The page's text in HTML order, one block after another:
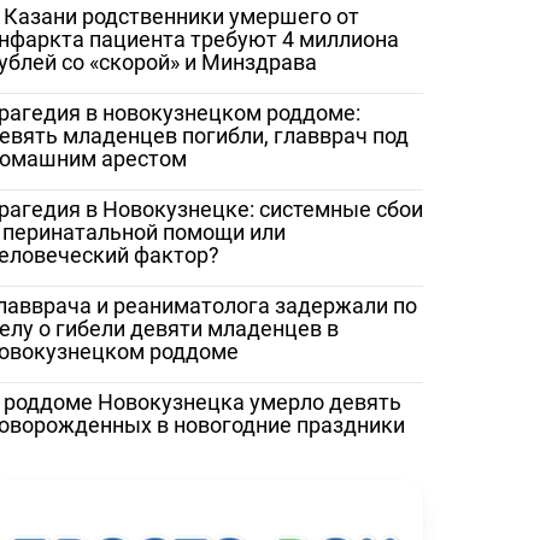
Казани родственники умершего от
пациента требуют 4 миллиона
со «скорой» и Минздрава
в новокузнецком роддоме:
младенцев погибли, главврач под
арестом
в Новокузнецке: системные сбои
перинатальной помощи или
фактор?
и реаниматолога задержали по
о гибели девяти младенцев в
роддоме
роддоме Новокузнецка умерло девять
в новогодние праздники